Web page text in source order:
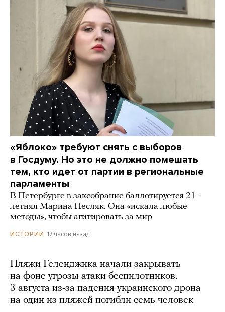
«Яблоко» требуют снять с выборов
в Госдуму. Но это не должно помешать
тем, кто идет от партии в региональные
парламенты
В Петербурге в заксобрание баллотируется 21-
летняя Марина Песляк. Она «искала любые
методы», чтобы агитировать за мир
ИСТОРИИ 17 часов назад
Пляжи Геленджика начали закрывать
на фоне угрозы атаки беспилотников.
3 августа из-за падения украинского дрона
на один из пляжей погибли семь человек